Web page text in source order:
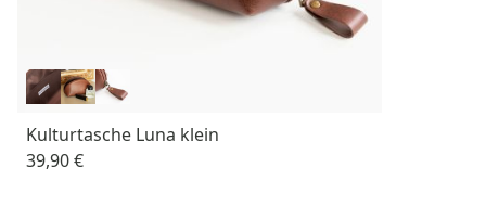
Kulturtasche Luna klein
39,90 €